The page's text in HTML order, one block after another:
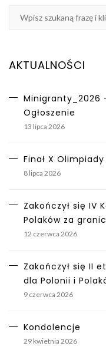
AKTUALNOŚCI
Minigranty_2026
Ogłoszenie
13 lipca 2026
Finał X
8 lipca 2026
Zakończył się IV
Polaków za
12 czerwca 2026
Zakończył się II
dla Polonii i
9 czerwca 2026
Kondolencje
29 kwietnia 2026